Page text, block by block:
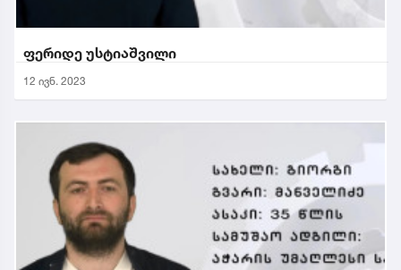
ფერიდე უსტიაშვილი
12 ივნ. 2023